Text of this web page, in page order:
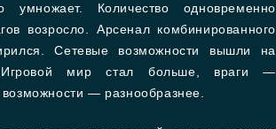
Количество одновременно
возросло. Арсенал комбинированного
Сетевые возможности вышли на
мир стал больше, враги —
— разнообразнее.